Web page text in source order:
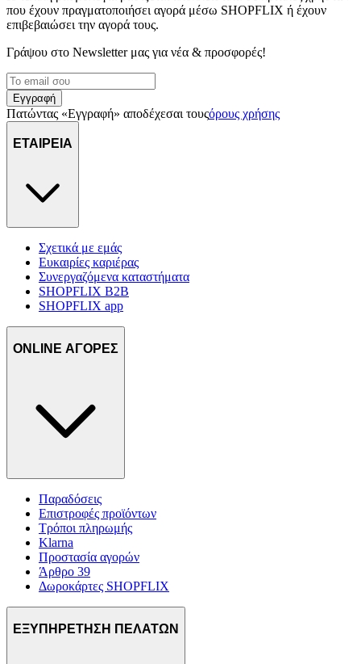
που έχουν πραγματοποιήσει αγορά μέσω SHOPFLIX ή έχουν
επιβεβαιώσει την αγορά τους.
Γράψου στο Νewsletter μας για νέα & προσφορές!
Εγγραφή
Πατώντας «Εγγραφή» αποδέχεσαι τουςόρους χρήσης
ΕΤΑΙΡΕΙΑ
Σχετικά με εμάς
Ευκαιρίες καριέρας
Συνεργαζόμενα καταστήματα
SHOPFLIX B2B
SHOPFLIX app
ONLINE ΑΓΟΡΕΣ
Παραδόσεις
Επιστροφές προϊόντων
Τρόποι πληρωμής
Klarna
Προστασία αγορών
Άρθρο 39
Δωροκάρτες SHOPFLIX
ΕΞΥΠΗΡΕΤΗΣΗ ΠΕΛΑΤΩΝ